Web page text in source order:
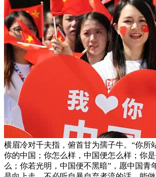
横眉冷对千夫指，俯首甘为孺子牛。“你所
你的中国；你怎么样，中国便怎么样；你
么；你若光明，中国便不黑暗”，愿中国青